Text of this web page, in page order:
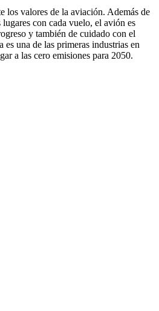
los valores de la aviación. Además de
con cada vuelo, el avión es
y también de cuidado con el
una de las primeras industrias en
a las cero emisiones para 2050.